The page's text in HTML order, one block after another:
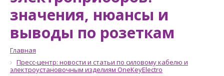
значения, нюансы и
выводы по розеткам
Главная
Пресс-центр: новости и статьи по силовому кабелю и
электроустановочным изделиям OneKeyElectro